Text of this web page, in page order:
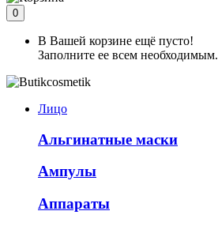
0
В Вашей корзине ещё пусто!
Заполните ее всем необходимым.
Лицо
Альгинатные маски
Ампулы
Аппараты